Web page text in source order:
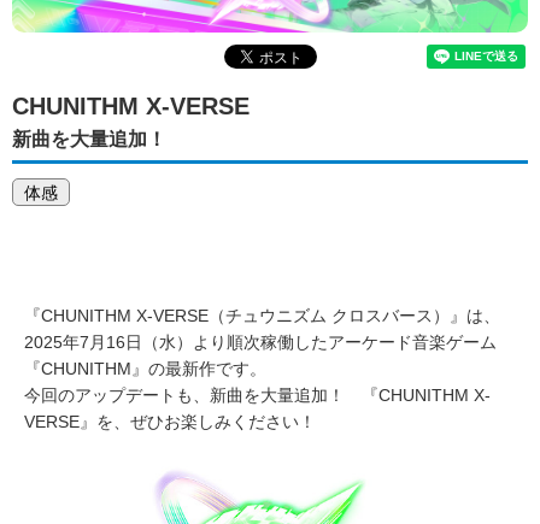
物販
CHUNITHM X-VERSE
新曲を大量追加！
体感
『CHUNITHM X-VERSE（チュウニズム クロスバース）』は、
2025年7月16日（水）より順次稼働したアーケード音楽ゲーム
『CHUNITHM』の最新作です。
今回のアップデートも、新曲を大量追加！ 『CHUNITHM X-
VERSE』を、ぜひお楽しみください！